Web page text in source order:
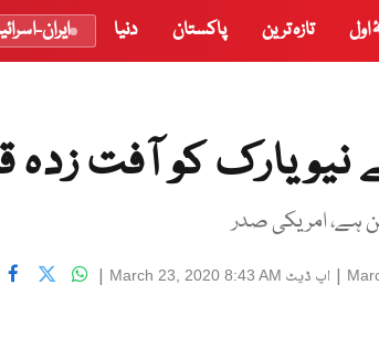
تازہ ترین پاکستان دنیا ایران-
نیویارک کو آفت زدہ
ہے، امریکی صدر
| اپ ڈیٹ March 23, 2020 8:43 AM
|